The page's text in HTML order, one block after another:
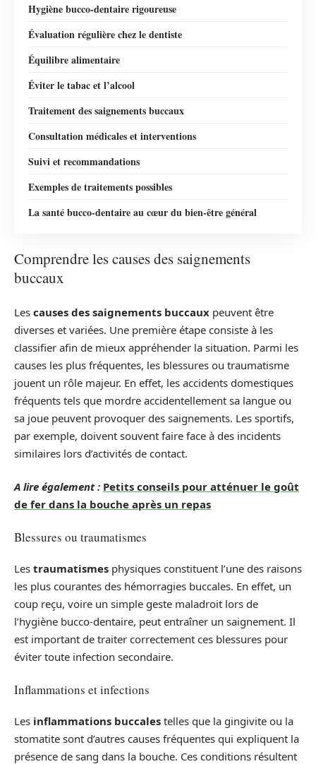
Hygiène bucco-dentaire rigoureuse
Évaluation régulière chez le dentiste
Équilibre alimentaire
Éviter le tabac et l’alcool
Traitement des saignements buccaux
Consultation médicales et interventions
Suivi et recommandations
Exemples de traitements possibles
La santé bucco-dentaire au cœur du bien-être général
Comprendre les causes des saignements
buccaux
Les causes des saignements buccaux peuvent être
diverses et variées. Une première étape consiste à les
classifier afin de mieux appréhender la situation. Parmi les
causes les plus fréquentes, les blessures ou traumatisme
jouent un rôle majeur. En effet, les accidents domestiques
fréquents tels que mordre accidentellement sa langue ou
sa joue peuvent provoquer des saignements. Les sportifs,
par exemple, doivent souvent faire face à des incidents
similaires lors d’activités de contact.
A lire également : Petits conseils pour atténuer le goût
de fer dans la bouche après un repas
Blessures ou traumatismes
Les traumatismes physiques constituent l’une des raisons
les plus courantes des hémorragies buccales. En effet, un
coup reçu, voire un simple geste maladroit lors de
l’hygiène bucco-dentaire, peut entraîner un saignement. Il
est important de traiter correctement ces blessures pour
éviter toute infection secondaire.
Inflammations et infections
Les inflammations buccales telles que la gingivite ou la
stomatite sont d’autres causes fréquentes qui expliquent la
présence de sang dans la bouche. Ces conditions résultent